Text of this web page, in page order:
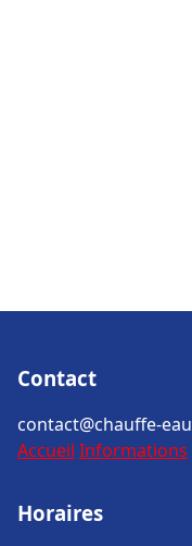
Contact
contact@chauffe-
Accueil Informations
Horaires